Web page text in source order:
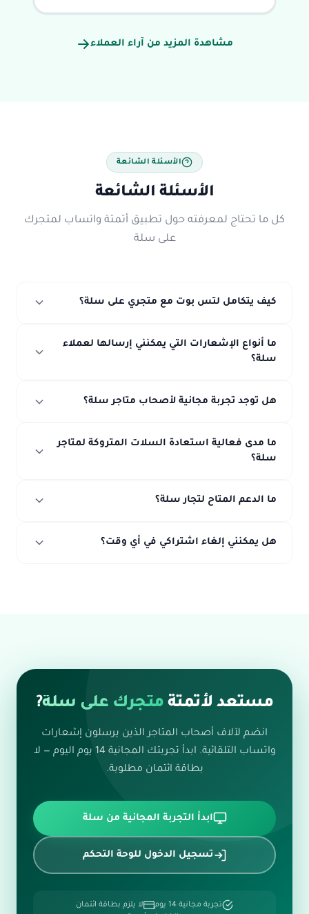
مشاهدة المزيد من آراء العملاء
الأسئلة الشائعة
الأسئلة الشائعة
كل ما تحتاج لمعرفته حول تطبيق أتمتة واتساب لمتجرك
على سلة
كيف يتكامل لتس بوت مع متجري على سلة؟
ما أنواع الإشعارات التي يمكنني إرسالها لعملاء
سلة؟
هل توجد تجربة مجانية لأصحاب متاجر سلة؟
ما مدى فعالية استعادة السلات المتروكة لمتاجر
سلة؟
ما الدعم المتاح لتجار سلة؟
هل يمكنني إلغاء اشتراكي في أي وقت؟
مستعد لأتمتة متجرك على سلة?
انضم لآلاف أصحاب المتاجر الذين يرسلون إشعارات
واتساب التلقائية. ابدأ تجربتك المجانية 14 يوم اليوم — لا
بطاقة ائتمان مطلوبة.
ابدأ التجربة المجانية من سلة
تسجيل الدخول للوحة التحكم
تجربة مجانية 14 يوم
لا يلزم بطاقة ائتمان